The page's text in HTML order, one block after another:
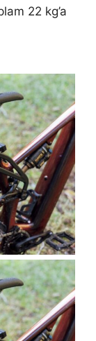
22 kg’a